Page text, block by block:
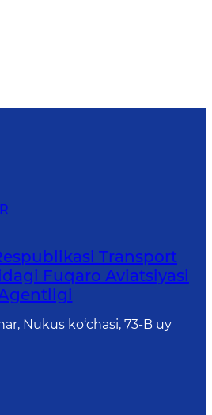
Transport
Fuqaro Aviatsiyasi
Nukus ko‘chasi, 73-B uу